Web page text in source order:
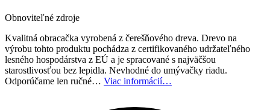
Obnoviteľné zdroje
Kvalitná obracačka vyrobená z čerešňového dreva. Drevo na
výrobu tohto produktu pochádza z certifikovaného udržateľného
lesného hospodárstva z EÚ a je spracované s najväčšou
starostlivosťou bez lepidla. Nevhodné do umývačky riadu.
Odporúčame len ručné… Viac informácií…